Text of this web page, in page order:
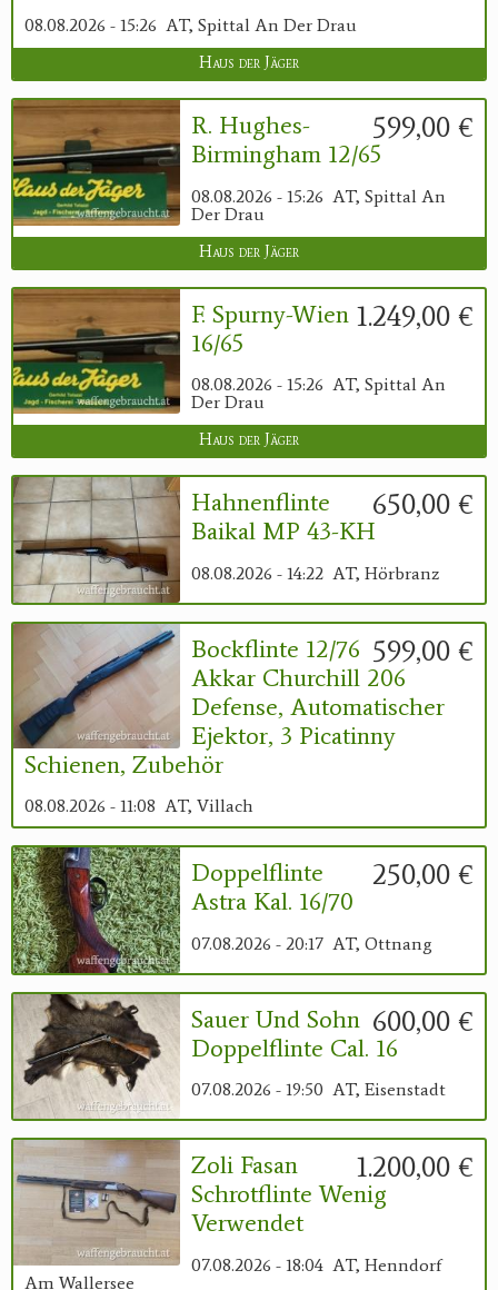
08.08.2026 - 15:26 AT, Spittal An Der Drau
Haus der Jäger
599,00 €
R. Hughes-
Birmingham 12/65
08.08.2026 - 15:26 AT, Spittal An
Der Drau
Haus der Jäger
1.249,00 €
F. Spurny-Wien
16/65
08.08.2026 - 15:26 AT, Spittal An
Der Drau
Haus der Jäger
650,00 €
Hahnenflinte
Baikal MP 43-KH
08.08.2026 - 14:22 AT, Hörbranz
599,00 €
Bockflinte 12/76
Akkar Churchill 206
Defense, Automatischer
Ejektor, 3 Picatinny
Schienen, Zubehör
08.08.2026 - 11:08 AT, Villach
250,00 €
Doppelflinte
Astra Kal. 16/70
07.08.2026 - 20:17 AT, Ottnang
600,00 €
Sauer Und Sohn
Doppelflinte Cal. 16
07.08.2026 - 19:50 AT, Eisenstadt
1.200,00 €
Zoli Fasan
Schrotflinte Wenig
Verwendet
07.08.2026 - 18:04 AT, Henndorf
Am Wallersee